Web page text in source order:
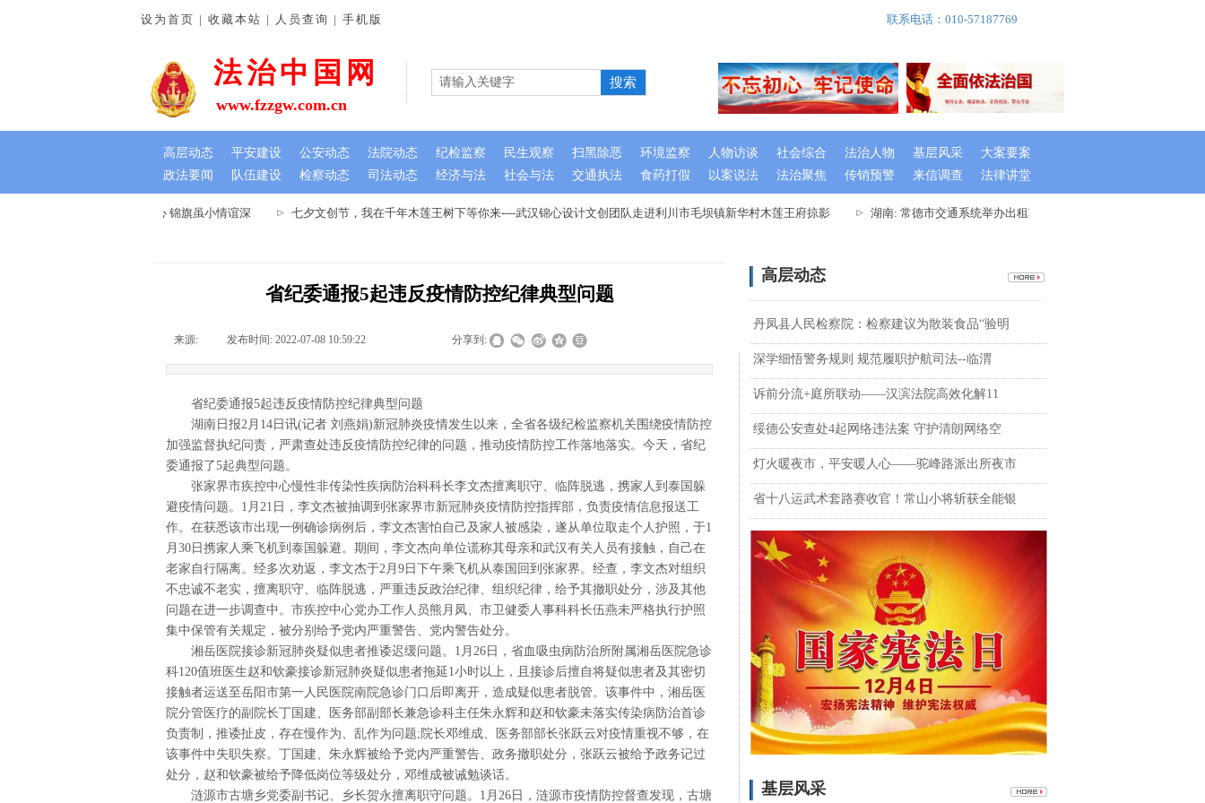
南通许法院：排忧解难暖民心 锦旗虽小情谊深 七夕文创节，我在千年木莲王树下等你来----武汉锦心设计文创团队走进利川市毛坝镇新华村木莲王府掠影 湖南: 常德市交通系统举办出租车驾驶员创文专题培训班
法治中国网
政法要闻 队伍建设 检察动态 司法动态 经济与法 社会与法 交通执法 食药打假 以案说法 法治聚焦 传销预警 来信调查 法律讲堂
设为首页 | 收藏本站 | 人员查询 | 手机版 联系电话：010-57187769
搜索
www.fzzgw.com.cn
高层动态 平安建设 公安动态 法院动态 纪检监察 民生观察 扫黑除恶 环境监察 人物访谈 社会综合 法治人物 基层风采 大案要案
高层动态
省纪委通报5起违反疫情防控纪律典型问题
来源: 发布时间: 2022-07-08 10:59:22 分享到:
省纪委通报5起违反疫情防控纪律典型问题
湖南日报2月14日讯(记者 刘燕娟)新冠肺炎疫情发生以来，全省各级纪检监察机关围绕疫情防控
加强监督执纪问责，严肃查处违反疫情防控纪律的问题，推动疫情防控工作落地落实。今天，省纪
委通报了5起典型问题。
张家界市疾控中心慢性非传染性疾病防治科科长李文杰擅离职守、临阵脱逃，携家人到泰国躲
避疫情问题。1月21日，李文杰被抽调到张家界市新冠肺炎疫情防控指挥部，负责疫情信息报送工
作。在获悉该市出现一例确诊病例后，李文杰害怕自己及家人被感染，遂从单位取走个人护照，于1
月30日携家人乘飞机到泰国躲避。期间，李文杰向单位谎称其母亲和武汉有关人员有接触，自己在
老家自行隔离。经多次劝返，李文杰于2月9日下午乘飞机从泰国回到张家界。经查，李文杰对组织
不忠诚不老实，擅离职守、临阵脱逃，严重违反政治纪律、组织纪律，给予其撤职处分，涉及其他
问题在进一步调查中。市疾控中心党办工作人员熊月凤、市卫健委人事科科长伍燕未严格执行护照
集中保管有关规定，被分别给予党内严重警告、党内警告处分。
湘岳医院接诊新冠肺炎疑似患者推诿迟缓问题。1月26日，省血吸虫病防治所附属湘岳医院急诊
科120值班医生赵和钦豪接诊新冠肺炎疑似患者拖延1小时以上，且接诊后擅自将疑似患者及其密切
接触者运送至岳阳市第一人民医院南院急诊门口后即离开，造成疑似患者脱管。该事件中，湘岳医
院分管医疗的副院长丁国建、医务部副部长兼急诊科主任朱永辉和赵和钦豪未落实传染病防治首诊
负责制，推诿扯皮，存在慢作为、乱作为问题;院长邓维成、医务部部长张跃云对疫情重视不够，在
该事件中失职失察。丁国建、朱永辉被给予党内严重警告、政务撤职处分，张跃云被给予政务记过
处分，赵和钦豪被给予降低岗位等级处分，邓维成被诫勉谈话。
涟源市古塘乡党委副书记、乡长贺永擅离职守问题。1月26日，涟源市疫情防控督查发现，古塘
丹凤县人民检察院：检察建议为散装食品“验明
深学细悟警务规则 规范履职护航司法--临渭
诉前分流+庭所联动——汉滨法院高效化解11
绥德公安查处4起网络违法案 守护清朗网络空
灯火暖夜市，平安暖人心——驼峰路派出所夜市
省十八运武术套路赛收官！常山小将斩获全能银
基层风采